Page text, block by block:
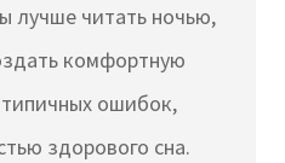
лучше читать ночью,
комфортную
ошибок,
здорового сна.